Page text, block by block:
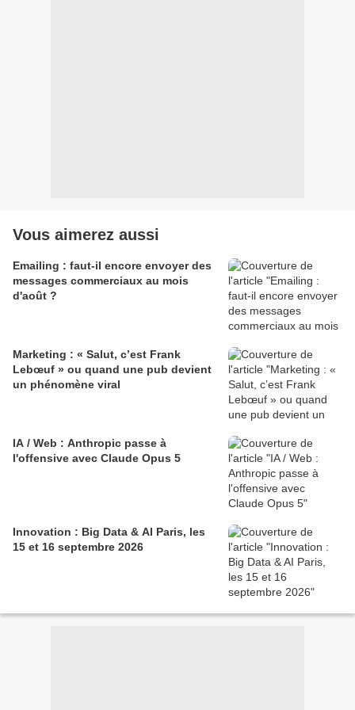
Vous aimerez aussi
Emailing : faut-il encore envoyer des
messages commerciaux au mois
d'août ?
Marketing : « Salut, c’est Frank
Lebœuf » ou quand une pub devient
un phénomène viral
IA / Web : Anthropic passe à
l'offensive avec Claude Opus 5
Innovation : Big Data & AI Paris, les
15 et 16 septembre 2026